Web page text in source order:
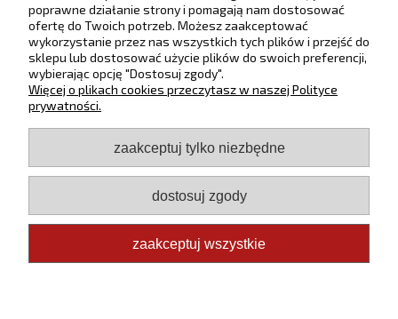
O nas
Informacje
Moje konto
Pomoc
Copyright ©Euro Trade Group2026
poprawne działanie strony i pomagają nam dostosować
ofertę do Twoich potrzeb. Możesz zaakceptować
wykorzystanie przez nas wszystkich tych plików i przejść do
sklepu lub dostosować użycie plików do swoich preferencji,
wybierając opcję "Dostosuj zgody".
Więcej o plikach cookies przeczytasz w naszej Polityce
prywatności.
zaakceptuj tylko niezbędne
dostosuj zgody
zaakceptuj wszystkie